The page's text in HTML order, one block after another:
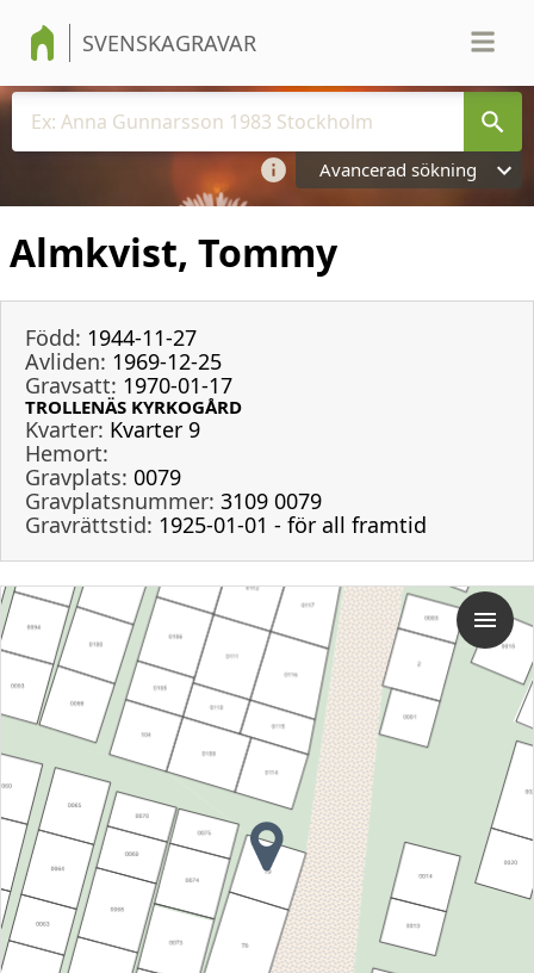
SVENSKAGRAVAR
Avancerad sökning
Almkvist, Tommy
Född: 1944-11-27
Avliden: 1969-12-25
Gravsatt: 1970-01-17
TROLLENÄS KYRKOGÅRD
Kvarter: Kvarter 9
Hemort:
Gravplats: 0079
Gravplatsnummer: 3109 0079
Gravrättstid: 1925-01-01 - för all framtid